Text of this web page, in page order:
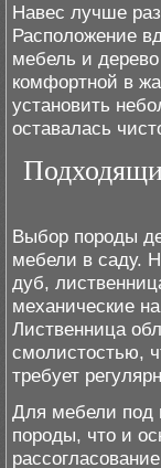
Навес лучше
Расположение
мебель и
комфортной в
установить
оставалась
Выбор породы
мебели в саду.
дуб,
механические
Лиственница
смолистостью,
требует
Для мебели под
породы, что и